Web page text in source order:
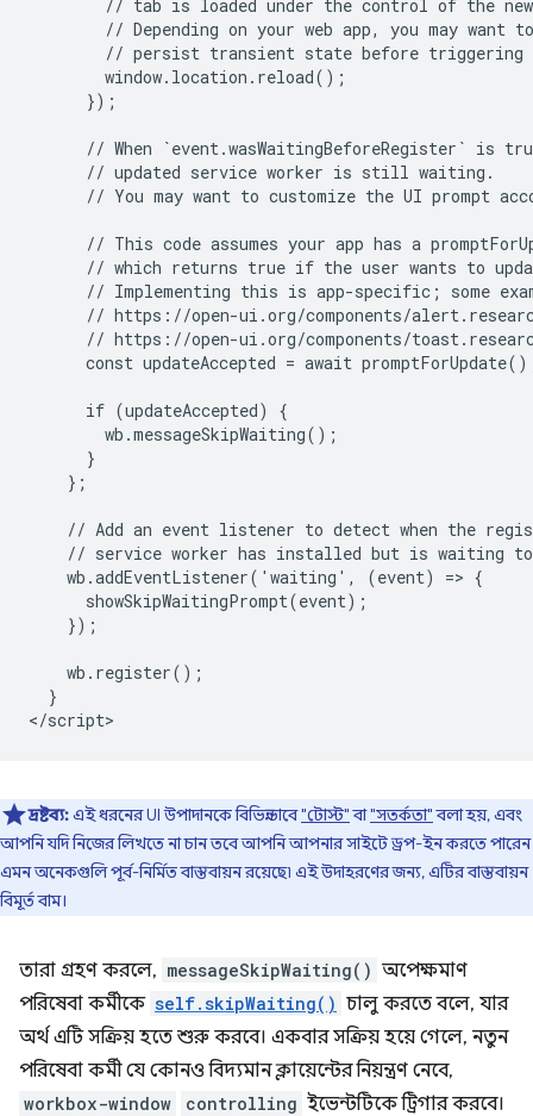
// tab is loaded under the control of the
// Depending on your web app, you may want
// persist transient state before triggering
        window.location.reload();
      });
// When `event.wasWaitingBeforeRegister` is
      // updated service worker is still waiting.
// You may want to customize the UI prompt
// This code assumes your app has a
// which returns true if the user wants to
// Implementing this is app-specific; some
// https://open-ui.org/components/
// https://open-ui.org/components/
const updateAccepted = await
      if (updateAccepted) {
        wb.messageSkipWaiting();
      }
    };
// Add an event listener to detect when the
// service worker has installed but is waiting
    wb.addEventListener('waiting', (event) => {
      showSkipWaitingPrompt(event);
    });
    wb.register();
  }
দ্রষ্টব্য:এই ধরনের UI উপাদানকে বিভিন্নভাবে"টোস্ট"বা"সতর্কতা"বলা হয়, এবং
আপনি যদি নিজের লিখতে না চান তবে আপনি আপনার সাইটে ড্রপ-ইন করতে পারেন
এমন অনেকগুলি পূর্ব-নির্মিত বাস্তবায়ন রয়েছে৷ এই উদাহরণের জন্য, এটির বাস্তবায়ন
বিমূর্ত বাম।
তারা গ্রহণ করলে, messageSkipWaiting() অপেক্ষমাণ
পরিষেবা কর্মীকে self.skipWaiting() চালু করতে বলে, যার
অর্থ এটি সক্রিয় হতে শুরু করবে। একবার সক্রিয় হয়ে গেলে, নতুন
পরিষেবা কর্মী যে কোনও বিদ্যমান ক্লায়েন্টের নিয়ন্ত্রণ নেবে,
workbox-window controlling ইভেন্টটিকে ট্রিগার করবে।